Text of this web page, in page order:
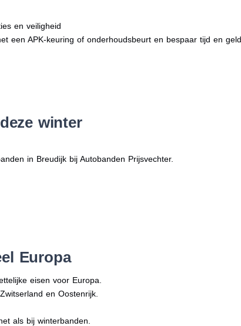
en veiligheid
een APK-keuring of onderhoudsbeurt en bespaar tijd en geld.
winter
in Breudijk bij Autobanden Prijsvechter.
Europa
eisen voor Europa.
en Oostenrijk.
als bij winterbanden.